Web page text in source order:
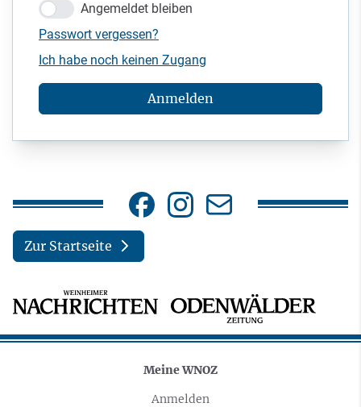
Angemeldet bleiben
Passwort vergessen?
Ich habe noch keinen Zugang
Anmelden
Zur Startseite
Meine WNOZ
Anmelden